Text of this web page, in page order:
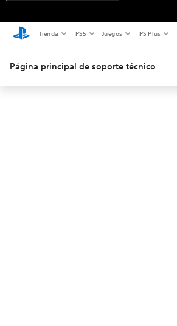
Tienda PS5 Juegos PS Plus
Página principal de soporte técnico